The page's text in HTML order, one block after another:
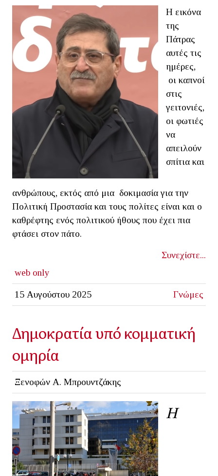
Η εικόνα
της
Πάτρας
αυτές τις
ημέρες,
οι καπνοί
στις
γειτονιές,
οι φωτιές
να
απειλούν
σπίτια και
ανθρώπους, εκτός από μια δοκιμασία για την
Πολιτική Προστασία και τους πολίτες είναι και ο
καθρέφτης ενός πολιτικού ήθους που έχει πια
φτάσει στον πάτο.
Συνεχίστε...
web only
15 Αυγούστου 2025 Γνώμες
Δημοκρατία υπό κομματική
ομηρία
Ξενοφών Α. Μπρουντζάκης
Η